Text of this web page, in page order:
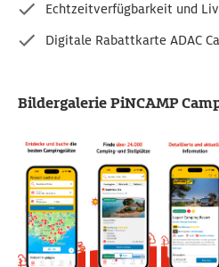
Echtzeitverfügbarkeit und
Digitale Rabattkarte ADAC
Bildergalerie PiNCAMP